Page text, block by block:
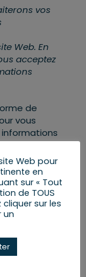
vos
Web. En
acceptez
de
vous
informations
Pour
Web pour
en
sur « Tout
de TOUS
sur les
un